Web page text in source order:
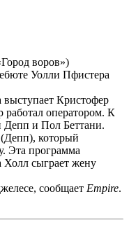
воров»)
Уолли Пфистера
Кристофер
оператором. К
и Пол Беттани.
(Депп), который
Эта программа
Холл сыграет жену
сообщает Empire.